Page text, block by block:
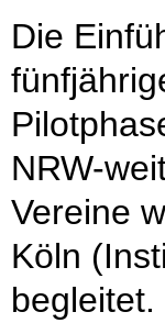
Die
NRW-
Vereine
Köln